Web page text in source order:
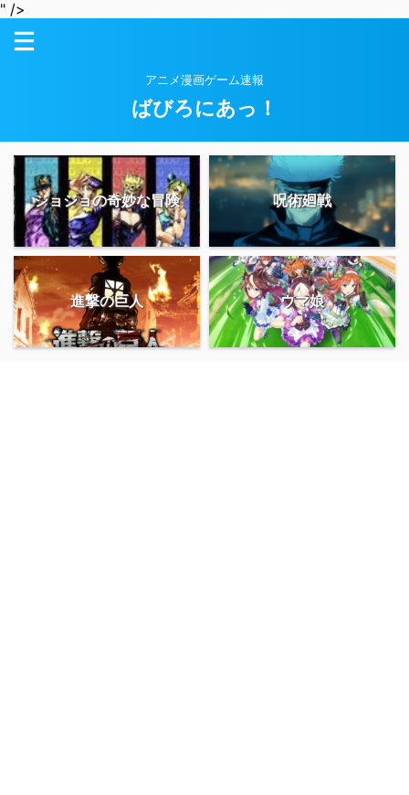
" />
アニメ漫画ゲーム速報
ばびろにあっ！
ジョジョの奇妙な冒険 呪術廻戦
進撃の巨人 ウマ娘